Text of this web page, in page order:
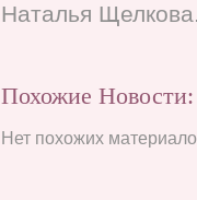
Наталья
Похожие Новости:
Нет похожих